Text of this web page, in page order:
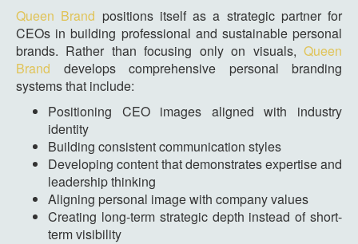
Queen Brand positions itself as a strategic partner for
CEOs in building professional and sustainable personal
brands. Rather than focusing only on visuals, Queen
Brand develops comprehensive personal branding
systems that include:
Positioning CEO images aligned with industry
identity
Building consistent communication styles
Developing content that demonstrates expertise and
leadership thinking
Aligning personal image with company values
Creating long-term strategic depth instead of short-
term visibility